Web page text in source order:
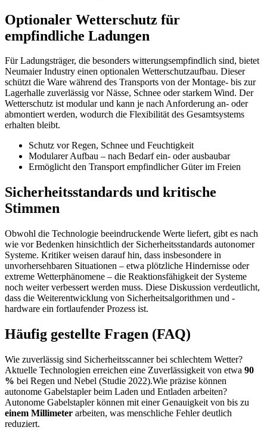
Optionaler Wetterschutz für
empfindliche Ladungen
Für Ladungsträger, die besonders witterungsempfindlich sind, bietet
Neumaier Industry einen optionalen Wetterschutzaufbau. Dieser
schützt die Ware während des Transports von der Montage- bis zur
Lagerhalle zuverlässig vor Nässe, Schnee oder starkem Wind. Der
Wetterschutz ist modular und kann je nach Anforderung an- oder
abmontiert werden, wodurch die Flexibilität des Gesamtsystems
erhalten bleibt.
Schutz vor Regen, Schnee und Feuchtigkeit
Modularer Aufbau – nach Bedarf ein- oder ausbaubar
Ermöglicht den Transport empfindlicher Güter im Freien
Sicherheitsstandards und kritische
Stimmen
Obwohl die Technologie beeindruckende Werte liefert, gibt es nach
wie vor Bedenken hinsichtlich der Sicherheitsstandards autonomer
Systeme. Kritiker weisen darauf hin, dass insbesondere in
unvorhersehbaren Situationen – etwa plötzliche Hindernisse oder
extreme Wetterphänomene – die Reaktionsfähigkeit der Systeme
noch weiter verbessert werden muss. Diese Diskussion verdeutlicht,
dass die Weiterentwicklung von Sicherheitsalgorithmen und -
hardware ein fortlaufender Prozess ist.
Häufig gestellte Fragen (FAQ)
Wie zuverlässig sind Sicherheitsscanner bei schlechtem Wetter?
Aktuelle Technologien erreichen eine Zuverlässigkeit von etwa 90
% bei Regen und Nebel (Studie 2022).Wie präzise können
autonome Gabelstapler beim Laden und Entladen arbeiten?
Autonome Gabelstapler können mit einer Genauigkeit von bis zu
einem Millimeter arbeiten, was menschliche Fehler deutlich
reduziert.